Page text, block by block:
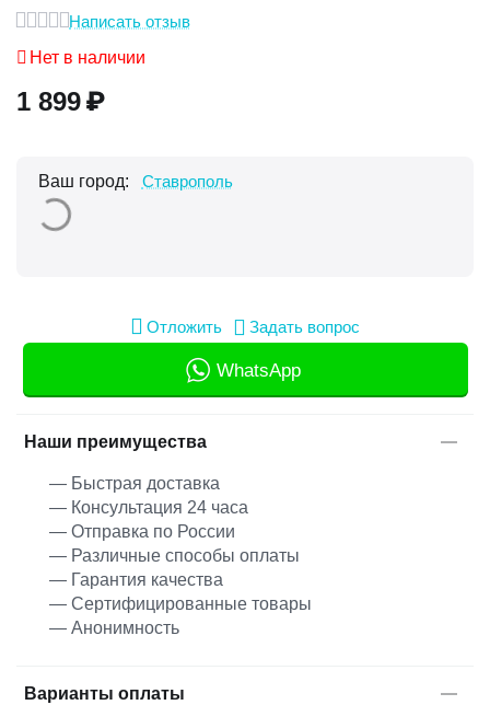
Написать отзыв
Нет в наличии
1 899₽
Ваш город: Ставрополь
Отложить Задать вопрос
WhatsApp
Наши преимущества
— Быстрая доставка
— Консультация 24 часа
— Отправка по России
— Различные способы оплаты
— Гарантия качества
— Сертифицированные товары
— Анонимность
Варианты оплаты